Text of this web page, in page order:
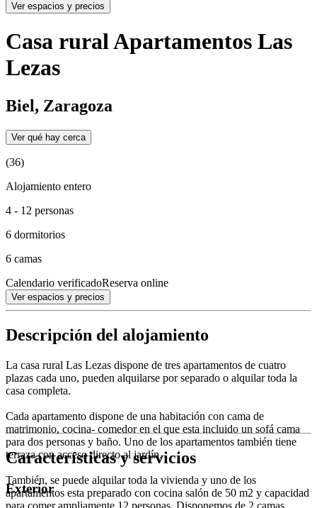
Ver espacios y precios
Casa rural Apartamentos Las
Lezas
Biel, Zaragoza
Ver qué hay cerca
(36)
Alojamiento entero
4 - 12 personas
6 dormitorios
6 camas
Calendario verificadoReserva online
Ver espacios y precios
Descripción del alojamiento
La casa rural Las Lezas dispone de tres apartamentos de cuatro
plazas cada uno, pueden alquilarse por separado o alquilar toda la
casa completa.
Cada apartamento dispone de una habitación con cama de
matrimonio, cocina- comedor en el que esta incluido un sofá cama
para dos personas y baño. Uno de los apartamentos también tiene
terraza con acceso directo al jardín.
También, se puede alquilar toda la vivienda y uno de los
apartamentos esta preparado con cocina salón de 50 m2 y capacidad
para comer ampliamente 12 personas. Disponemos de 2 camas
Características y servicios
Exterior